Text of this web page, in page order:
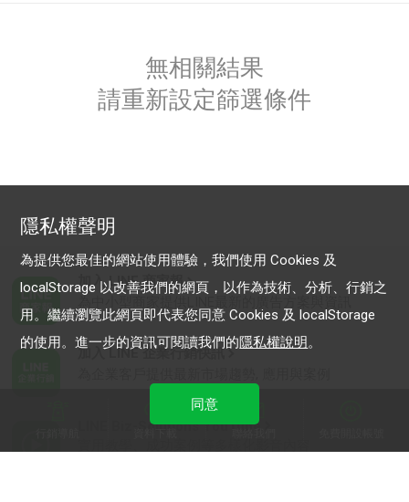
無相關結果
請重新設定篩選條件
加入 LINE 商家報
加入 LINE 企業行銷快訊
LINE Biz-Solutions YouTube
隱私權聲明
為提供您最佳的網站使用體驗，我們使用 Cookies 及
localStorage 以改善我們的網頁，以作為技術、分析、行銷之
用。繼續瀏覽此網頁即代表您同意 Cookies 及 localStorage
的使用。進一步的資訊可閱讀我們的隱私權說明。
同意